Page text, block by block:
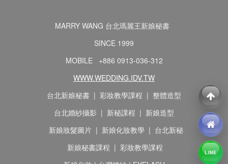
MARRY WANG 台北瑪麗王新娘秘書
SINCE 1999
MOBILE +886 0913-036-312
WWW.WEDDING.IDV.TW
台北新娘秘書 | 彩妝教學課程 | 整體造型
台北婚紗攝影 | 新秘課程 | 新娘造型
新娘妝髮圖片 | 新娘化妝教學 | 台北新秘
新娘秘書課程 | 彩妝教學課程
LINE